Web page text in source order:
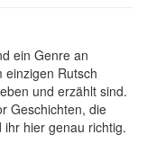
ein Genre an
einzigen Rutsch
und erzählt sind.
Geschichten, die
hier genau richtig.